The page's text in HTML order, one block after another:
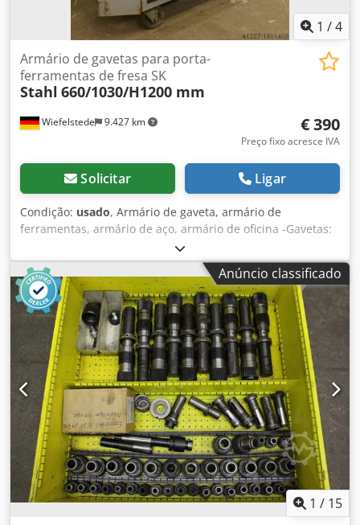
1 /4
Wiefelstede 9.427 km
Armário de gavetas para porta-
ferramentas de fresa SK
Stahl 660/1030/H1200 mm
€ 390
Preço fixo acresce IVA
Solicitar Ligar
Condição: usado, Armário de gaveta, armário de
ferramentas, armário de aço, armário de oficina -Gavetas:
2 Cjdpfjb Imxvsx Ah Tsrf -Armazém: 1 -Brackets para:
Porta-fresas SK40/SK50 -Dimensões: 660/1030/H1200 mm -
Peso: 190 kg
Anúncio classificado
1 / 15